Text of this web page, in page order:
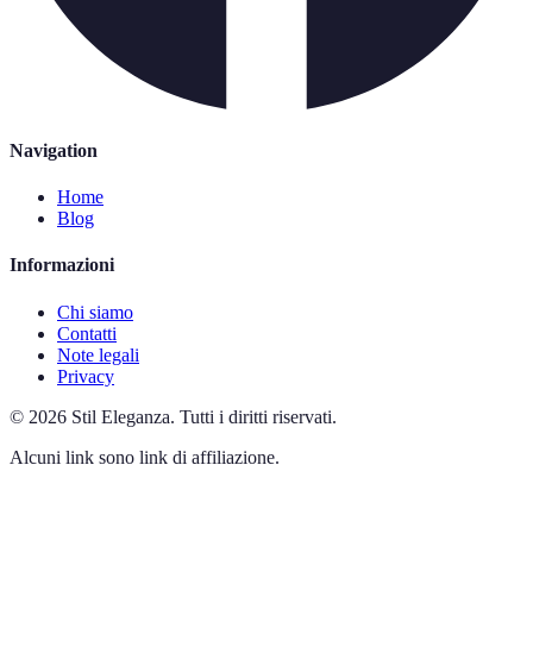
Navigation
Home
Blog
Informazioni
Chi siamo
Contatti
Note legali
Privacy
© 2026 Stil Eleganza. Tutti i diritti riservati.
Alcuni link sono link di affiliazione.